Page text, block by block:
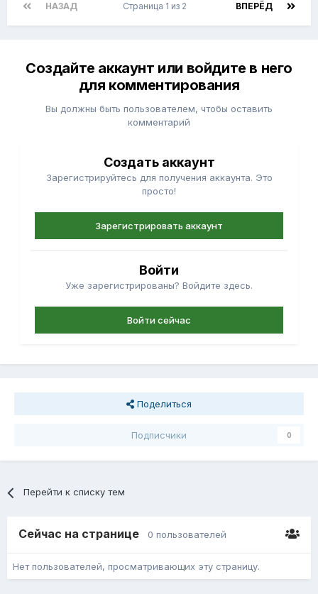
НАЗАД ВПЕРЁД
Страница 1 из 2
Создайте аккаунт или войдите в него
для комментирования
Вы должны быть пользователем, чтобы оставить
комментарий
Создать аккаунт
Зарегистрируйтесь для получения аккаунта. Это
просто!
Зарегистрировать аккаунт
Войти
Уже зарегистрированы? Войдите здесь.
Войти сейчас
Поделиться
Подписчики 0
Перейти к списку тем
Сейчас на странице 0 пользователей
Нет пользователей, просматривающих эту страницу.